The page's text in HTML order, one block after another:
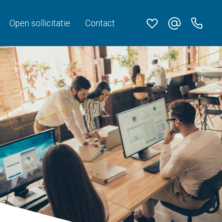
Open sollicitatie Contact